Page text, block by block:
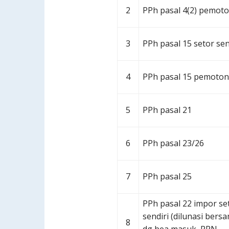
2 PPh pasal 4(2)
3 PPh pasal 15 setor
4 PPh pasal 15
5 PPh pasal 21
6 PPh pasal 23/26
7 PPh pasal 25
8
PPh pasal 22 impor
sendiri (dilunasi